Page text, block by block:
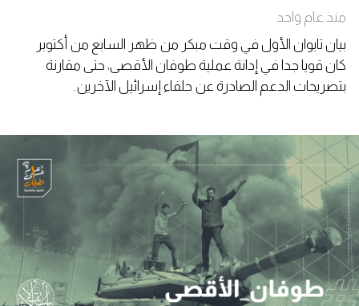
منذ عام واحد
بيان تايوان الأول في وقت مبكر من ظهر السابع من أكتوبر
كان قويا جدا في إدانة عملية طوفان الأقصى، حتى مقارنة
بتصريحات الدعم الصادرة عن حلفاء إسرائيل الآخرين.